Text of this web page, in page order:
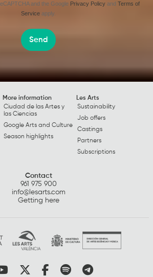
and the Google Privacy Policy and Terms of
Service apply.
Send
More information
Ciudad de las Artes y
las Ciencias
Google Arts and Culture
Season highlights
Les Arts
Sustainability
Job offers
Castings
Partners
Subscriptions
Contact
961 975 900
info@lesarts.com
Getting here
to instagram
Link to youtube
Link to twitter
Link to facebook
Link to spotify
Link to